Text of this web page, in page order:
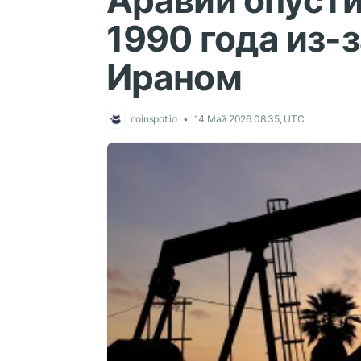
1990 года из-
Ираном
coinspot.io 14 Май 2026 08:35, UTC